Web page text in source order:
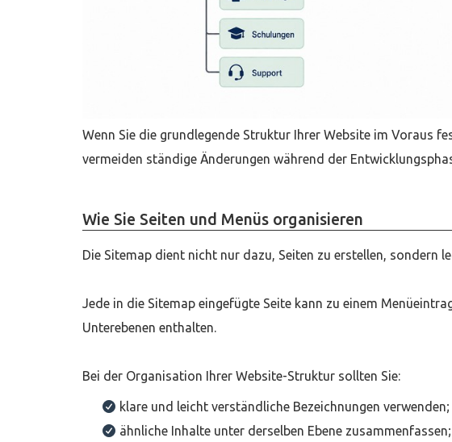
Wenn Sie die grundlegende Struktur Ihrer Website im Voraus
vermeiden ständige Änderungen während der
Wie Sie Seiten und Menüs organisieren
Die Sitemap dient nicht nur dazu, Seiten zu erstellen, sondern
Jede in die Sitemap eingefügte Seite kann zu einem
Unterebenen enthalten.
Bei der Organisation Ihrer Website-Struktur sollten Sie:
klare und leicht verständliche Bezeichnungen verwenden;
ähnliche Inhalte unter derselben Ebene zusammenfassen;